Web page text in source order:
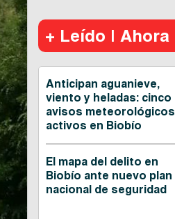
+ Leído | Ahora
Anticipan aguanieve,
viento y heladas: cinco
avisos meteorológicos
activos en Biobío
El mapa del delito en
Biobío ante nuevo plan
nacional de seguridad